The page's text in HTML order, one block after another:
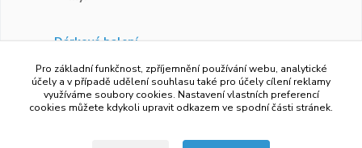
Dárkové balení
Ověřeno zákazníky
Pro základní funkčnost, zpříjemnění používání webu, analytické
účely a v případě udělení souhlasu také pro účely cílení reklamy
využíváme soubory cookies. Nastavení vlastních preferencí
cookies můžete kdykoli upravit odkazem ve spodní části stránek.